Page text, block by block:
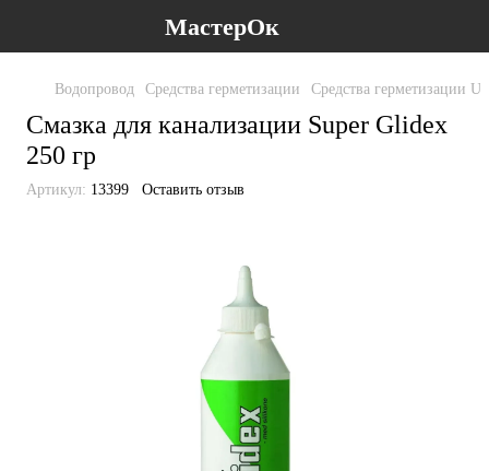
МастерОк
Водопровод Средства герметизации Средства герметизации
Cмазка для канализации Super Glidex
250 гр
Артикул: 13399 Оставить отзыв